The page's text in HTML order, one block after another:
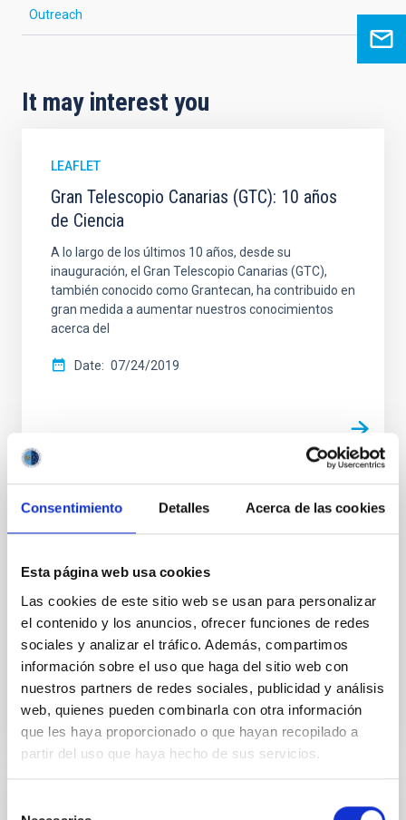
Consentimiento Detalles Acerca de las cookies
Esta página web usa cookies
Las cookies de este sitio web se usan para personalizar
el contenido y los anuncios, ofrecer funciones de redes
sociales y analizar el tráfico. Además, compartimos
información sobre el uso que haga del sitio web con
nuestros partners de redes sociales, publicidad y análisis
web, quienes pueden combinarla con otra información
que les haya proporcionado o que hayan recopilado a
partir del uso que haya hecho de sus servicios.
Outreach
It may interest you
LEAFLET
Gran Telescopio Canarias (GTC): 10 años
de Ciencia
A lo largo de los últimos 10 años, desde su
inauguración, el Gran Telescopio Canarias (GTC),
también conocido como Grantecan, ha contribuido en
gran medida a aumentar nuestros conocimientos
acerca del
Date 07/24/2019
LEAFLET
On-line communications manual for
the non-expert public. In this manual you will find the
keys to communicate.
Date 01/01/2018